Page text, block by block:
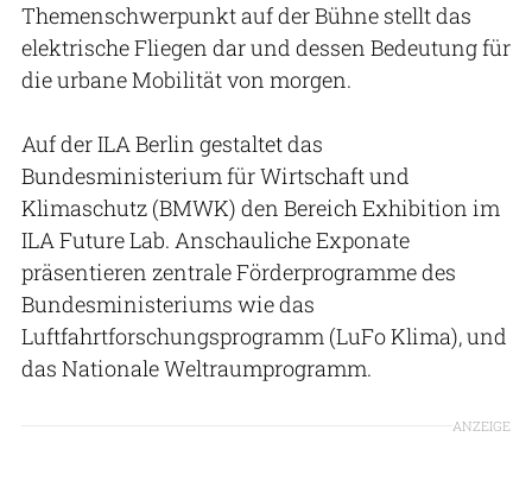
Themenschwerpunkt auf der Bühne stellt das
elektrische Fliegen dar und dessen Bedeutung für
die urbane Mobilität von morgen.
Auf der ILA Berlin gestaltet das
Bundesministerium für Wirtschaft und
Klimaschutz (BMWK) den Bereich Exhibition im
ILA Future Lab. Anschauliche Exponate
präsentieren zentrale Förderprogramme des
Bundesministeriums wie das
Luftfahrtforschungsprogramm (LuFo Klima), und
das Nationale Weltraumprogramm.
ANZEIGE